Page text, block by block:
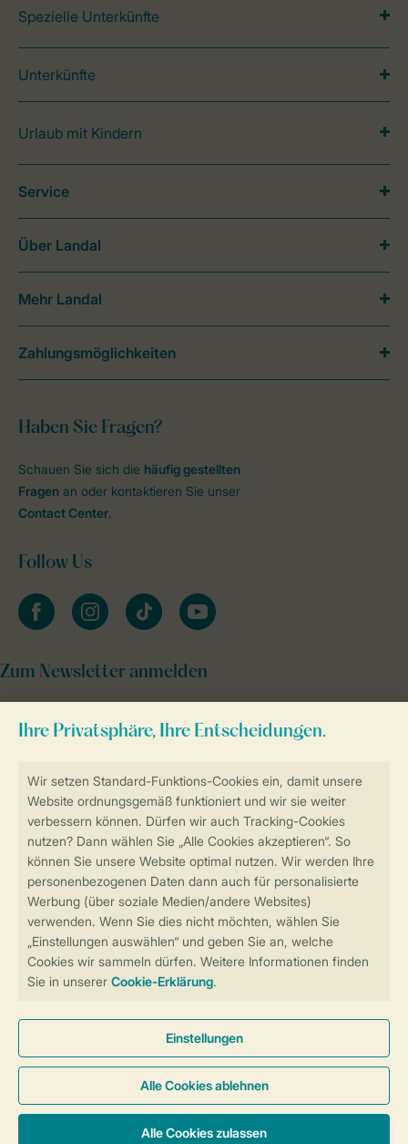
Sicherstellung Deiner Privatsphäre
Sicher und schnell zur Online-Buchung
Sichere Datenübertragung
Sicheres Bezahlen
Spezielle Unterkünfte
Unterkünfte
Urlaub mit Kindern
Haben Sie Fragen?
Schauen Sie sich die häufig gestellten
Fragen an oder kontaktieren Sie unser
Contact Center.
Follow Us
facebookinstagramtiktok youtube
Zum Newsletter anmelden
Service
Über Landal
Mehr Landal
Zahlungsmöglichkeiten
Cookies und Banner
Barrierefreiheit
© 2026 Landal GreenParks GmbH